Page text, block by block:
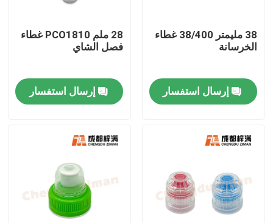
معلومات عنا
38 مليمتر 38/400 غطاء
الخرسانة
إرسال استفسار
28 ملم PCO1810 غطاء
فصل الشاي
إرسال استفسار